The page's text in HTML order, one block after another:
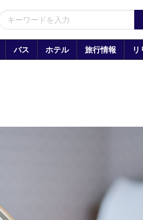
バス ホテル 旅行情報 リ